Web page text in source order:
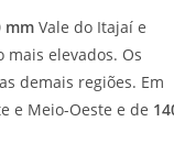
mm Vale do Itajaí e
elevados. Os
demais regiões. Em
e Meio-Oeste e de